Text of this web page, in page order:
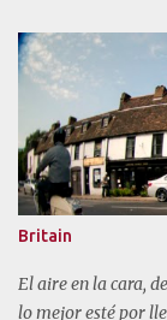
Britain
El aire en la cara,
lo mejor esté por